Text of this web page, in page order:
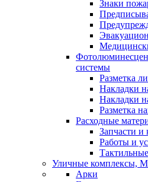
Знаки
системы
Разметка
Накладки
Накладки
Разметка
Расходные
Запчасти
Работы и
Уличные комплексы,
Арки